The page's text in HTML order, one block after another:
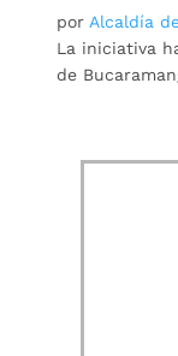
por Alcaldía
La iniciativa
de